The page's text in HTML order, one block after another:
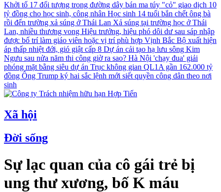
Khởi tố 17 đối tượng trong đường dây bán ma túy "cỏ" giao dịch 10
tỷ đồng cho học sinh, công nhân Học sinh 14 tuổi bắn chết ông bà
rồi đến trường xả súng ở Thái Lan Xả súng tại trường học ở Thái
Lan, nhiều thương vong Hiệu trưởng, hiệu phó dôi dư sau sáp nhập
được bố trí làm giáo viên hoặc vị trí phù hợp Vịnh Bắc Bộ xuất hiện
áp thấp nhiệt đới, gió giật cấp 8 Dự án cải tạo hạ lưu sông Kim
Ngưu sau nửa năm thi công giờ ra sao? Hà Nội 'chạy đua' giải
phóng mặt bằng siêu dự án Trục không gian QL1A gần 162.000 tỷ
đồng Ông Trump ký hai sắc lệnh mới siết quyền công dân theo nơi
sinh
Xã hội
Đời sống
Sự lạc quan của cô gái trẻ bị
ung thư xương, bố K máu